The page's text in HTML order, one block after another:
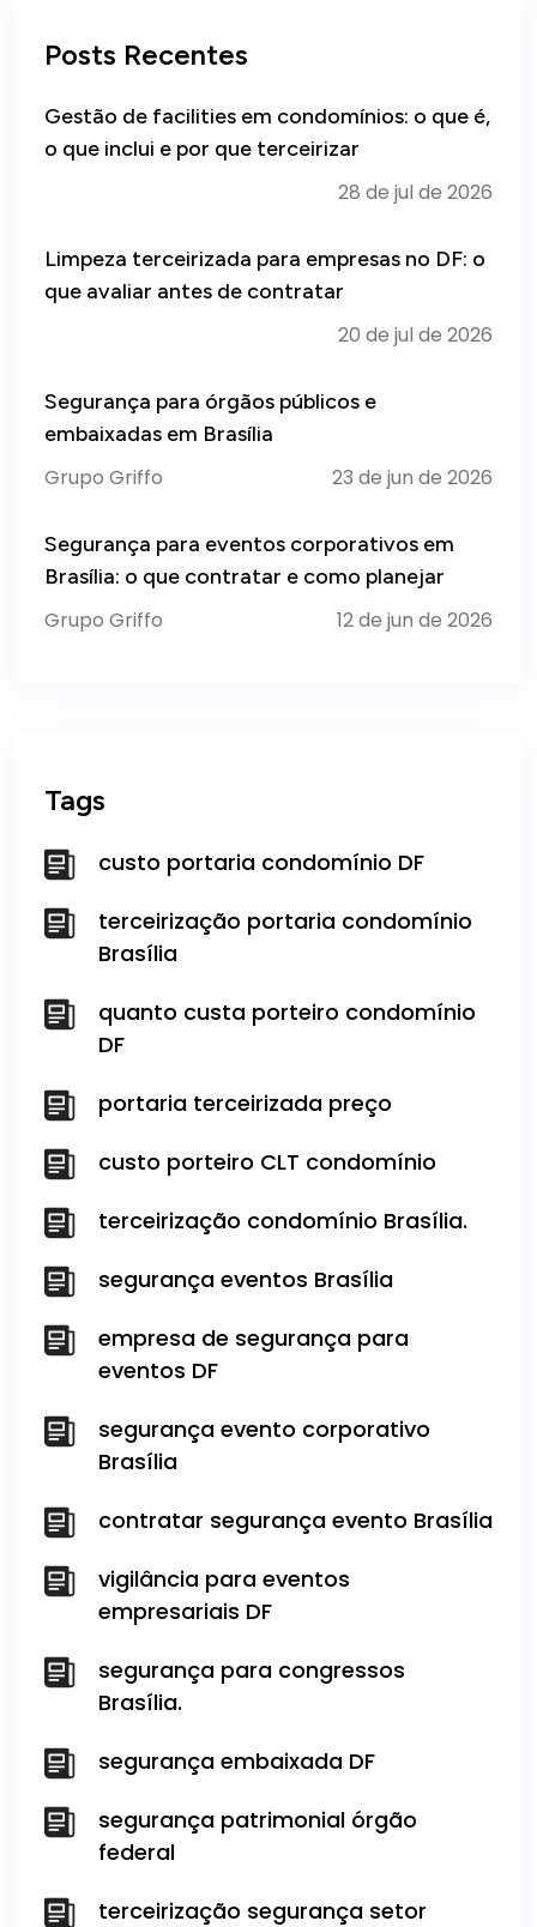
Posts Recentes
Gestão de facilities em condomínios: o que é,
o que inclui e por que terceirizar
28 de jul de 2026
Limpeza terceirizada para empresas no DF: o
que avaliar antes de contratar
20 de jul de 2026
Segurança para órgãos públicos e
embaixadas em Brasília
Grupo Griffo 23 de jun de 2026
Segurança para eventos corporativos em
Brasília: o que contratar e como planejar
Grupo Griffo 12 de jun de 2026
Tags
custo portaria condomínio DF
terceirização portaria condomínio
Brasília
quanto custa porteiro condomínio
DF
portaria terceirizada preço
custo porteiro CLT condomínio
terceirização condomínio Brasília.
segurança eventos Brasília
empresa de segurança para
eventos DF
segurança evento corporativo
Brasília
contratar segurança evento Brasília
vigilância para eventos
empresariais DF
segurança para congressos
Brasília.
segurança embaixada DF
segurança patrimonial órgão
federal
terceirização segurança setor